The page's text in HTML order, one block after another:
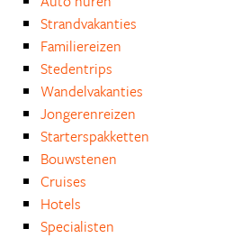
Strandvakanties
Familiereizen
Stedentrips
Wandelvakanties
Jongerenreizen
Starterspakketten
Bouwstenen
Cruises
Hotels
Specialisten